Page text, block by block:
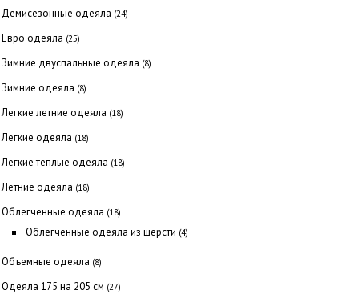
Демисезонные одеяла (24)
Евро одеяла (25)
Зимние двуспальные одеяла (8)
Зимние одеяла (8)
Легкие летние одеяла (18)
Легкие одеяла (18)
Легкие теплые одеяла (18)
Летние одеяла (18)
Облегченные одеяла (18)
Облегченные одеяла из шерсти (4)
Объемные одеяла (8)
Одеяла 175 на 205 см (27)